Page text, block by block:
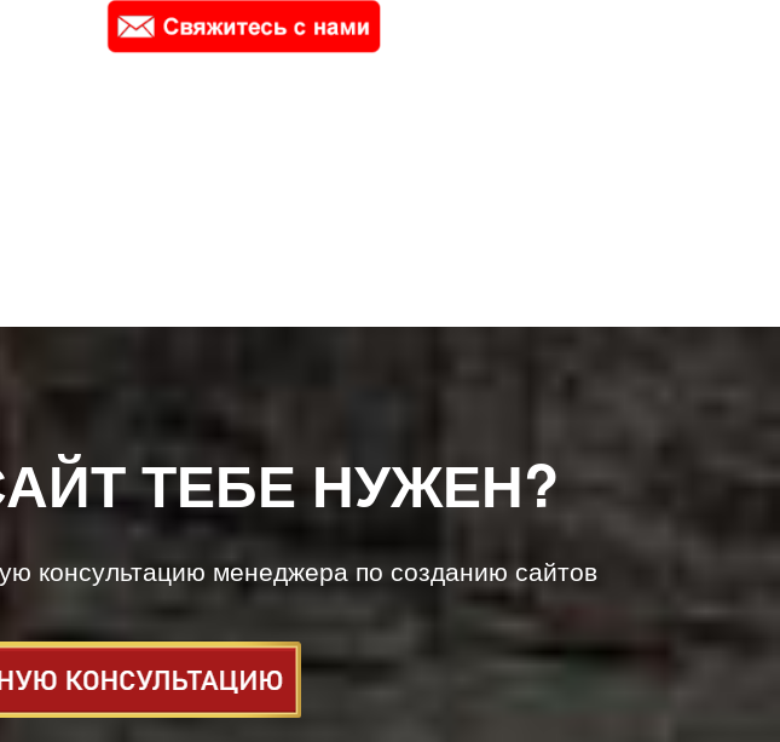
ТЕБЕ НУЖЕН?
консультацию менеджера по созданию сайтов